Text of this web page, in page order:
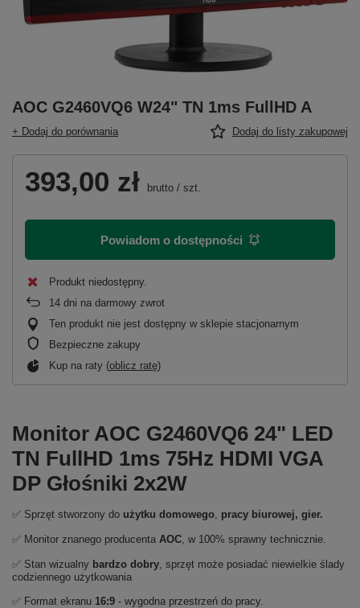
AOC G2460VQ6 W24" TN 1ms FullHD A
+ Dodaj do porównania Dodaj do listy zakupowej
393,00 zł brutto / szt.
Powiadom o dostępności
Produkt niedostępny
14 dni na darmowy zwrot
Ten produkt nie jest dostępny w sklepie stacjonarnym
Bezpieczne zakupy
Kup na raty (oblicz ratę)
Monitor AOC G2460VQ6 24" LED
TN FullHD 1ms 75Hz HDMI VGA
DP Głośniki 2x2W
✅ Sprzęt stworzony do użytku domowego, pracy biurowej, gier.
✅ Monitor znanego producenta AOC, w 100% sprawny technicznie.
✅ Stan wizualny bardzo dobry, sprzęt może posiadać niewielkie ślady
codziennego użytkowania
✅ Format ekranu 16:9 - wygodna przestrzeń do pracy.